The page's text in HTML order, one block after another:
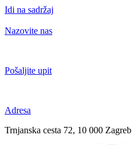
Idi na sadržaj
Nazovite nas
Pošaljite upit
Adresa
Trnjanska cesta 72, 10 000 Zagreb